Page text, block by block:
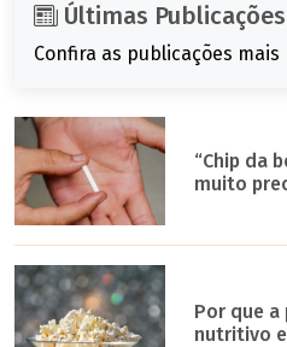
Últimas Publicações
Confira as publicações mais
“Chip da
muito
Por que a
nutritivo